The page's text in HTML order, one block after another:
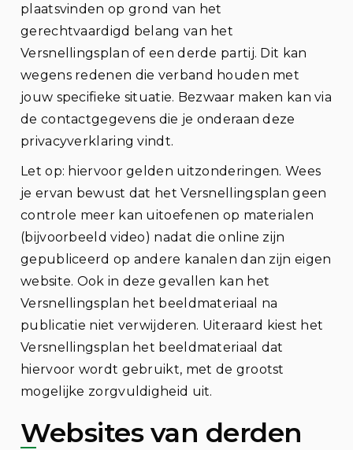
plaatsvinden op grond van het
gerechtvaardigd belang van het
Versnellingsplan of een derde partij. Dit kan
wegens redenen die verband houden met
jouw specifieke situatie. Bezwaar maken kan via
de contactgegevens die je onderaan deze
privacyverklaring vindt.
Let op: hiervoor gelden uitzonderingen. Wees
je ervan bewust dat het Versnellingsplan geen
controle meer kan uitoefenen op materialen
(bijvoorbeeld video) nadat die online zijn
gepubliceerd op andere kanalen dan zijn eigen
website. Ook in deze gevallen kan het
Versnellingsplan het beeldmateriaal na
publicatie niet verwijderen. Uiteraard kiest het
Versnellingsplan het beeldmateriaal dat
hiervoor wordt gebruikt, met de grootst
mogelijke zorgvuldigheid uit.
Websites van derden